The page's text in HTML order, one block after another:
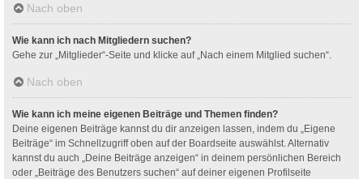
Nach oben
Wie kann ich nach Mitgliedern suchen?
Gehe zur „Mitglieder“-Seite und klicke auf „Nach einem Mitglied suchen“.
Nach oben
Wie kann ich meine eigenen Beiträge und Themen finden?
Deine eigenen Beiträge kannst du dir anzeigen lassen, indem du „Eigene
Beiträge“ im Schnellzugriff oben auf der Boardseite auswählst. Alternativ
kannst du auch „Deine Beiträge anzeigen“ in deinem persönlichen Bereich
oder „Beiträge des Benutzers suchen“ auf deiner eigenen Profilseite